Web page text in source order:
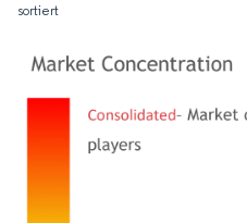
sortiert